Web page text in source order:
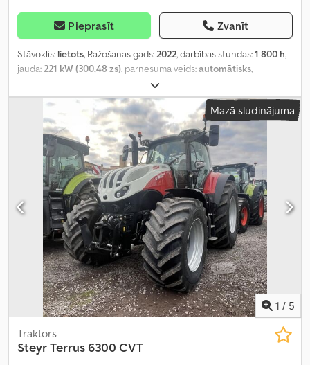
Pieprasīt Zvanīt
Stāvoklis: lietots, Ražošanas gads:2022, darbības stundas:1 800 h,
jauda:221 kW (300,48 zs), pārnesuma veids:automātisks,
, maksimālais ātrums:
priekšējās riepas izmērs:650/60R34, aizmugurējās riepas izmērs:
, riepas izmērs: 900/60 R42 , Aprīkojums:borta dators,
gaisa kondicionēšana, kabīne, papildu priekšējie lukturi,
pilnpiedziņa, priekšējais sakabes mehānisms, priekšējā jaudas
noņemšanas vārpsta, saspiestā gaisa bremze
Mazā sludinājuma
1 / 5
Traktors
SteyrTerrus 6300 CVT